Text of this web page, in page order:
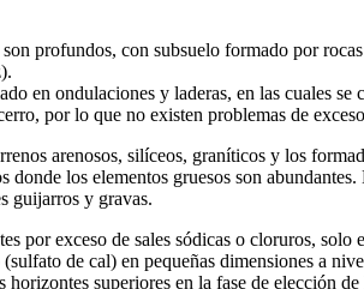
profundos, con subsuelo formado por
en ondulaciones y laderas, en las cuales
por lo que no existen problemas de
arenosos, silíceos, graníticos y los
donde los elementos gruesos son
guijarros y gravas.
por exceso de sales sódicas o cloruros,
de cal) en pequeñas dimensiones a
horizontes superiores en la fase de elección de